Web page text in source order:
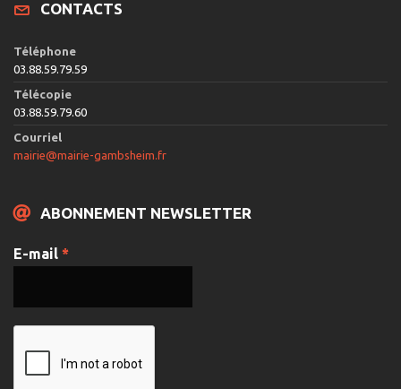
CONTACTS
Téléphone
03.88.59.79.59
Télécopie
03.88.59.79.60
Courriel
mairie@mairie-gambsheim.fr
ABONNEMENT NEWSLETTER
E-mail *